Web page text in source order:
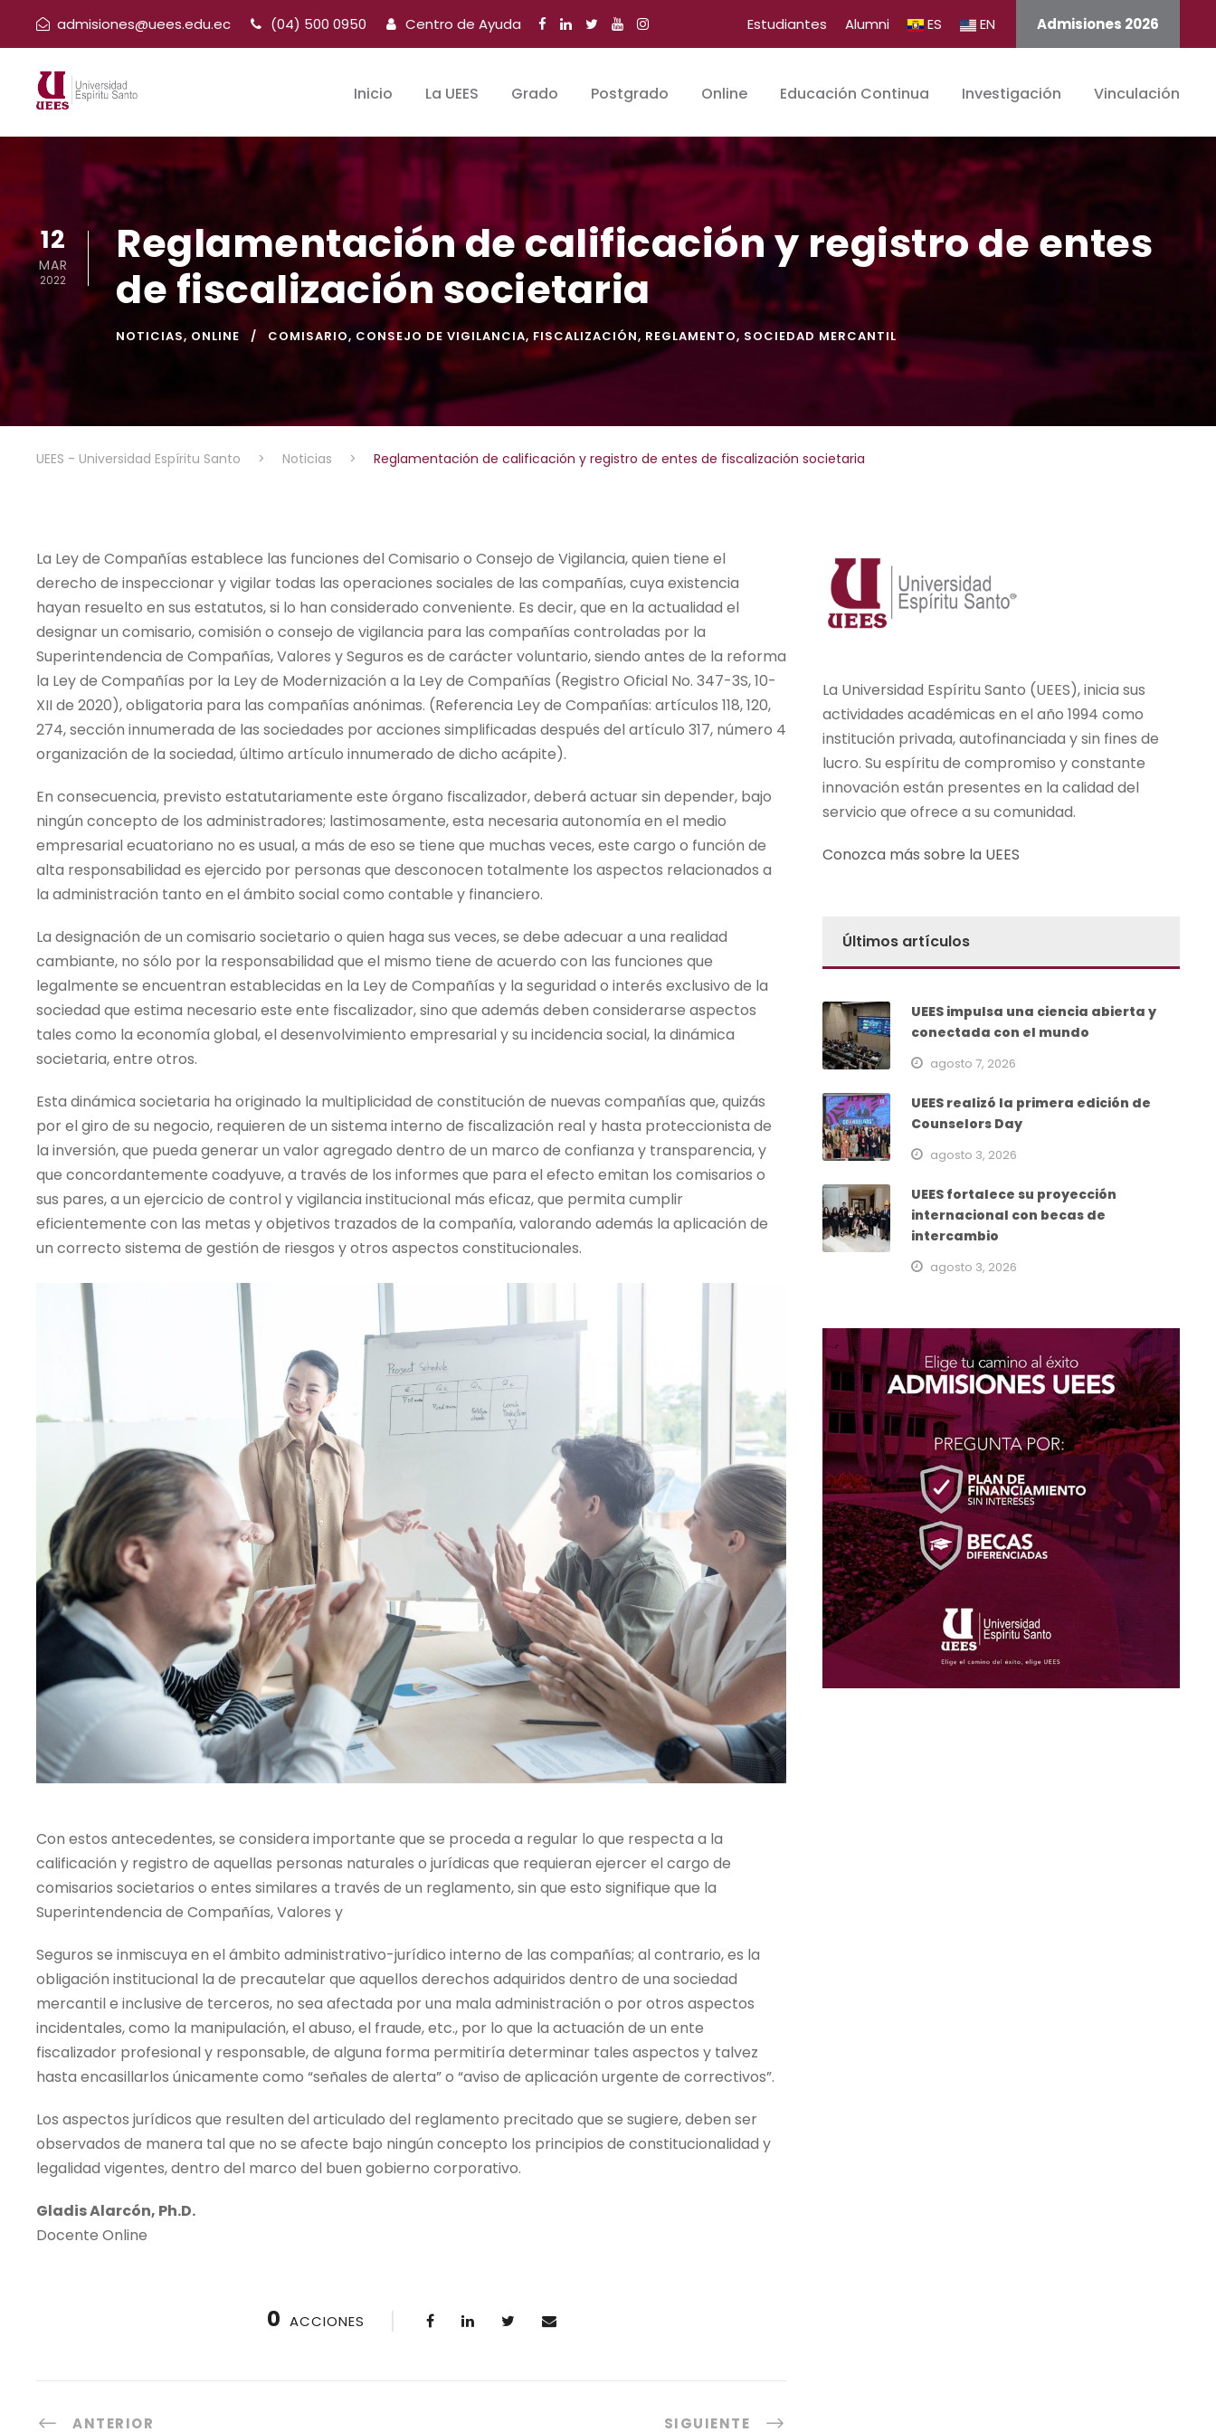
admisiones@uees.edu.ec (04) 500 0950 Centro de Ayuda Estudiantes Alumni ES EN Admisiones 2026
Inicio La UEES Grado Postgrado Online Educación Continua Investigación Vinculación
12
MAR
2022
Reglamentación de calificación y registro de entes
de fiscalización societaria
NOTICIAS, ONLINE COMISARIO, CONSEJO DE VIGILANCIA, FISCALIZACIÓN, REGLAMENTO, SOCIEDAD MERCANTIL
UEES - Universidad Espíritu Santo > Noticias > Reglamentación de calificación y registro de entes de fiscalización societaria
La Ley de Compañías establece las funciones del Comisario o Consejo de Vigilancia, quien tiene el
derecho de inspeccionar y vigilar todas las operaciones sociales de las compañías, cuya existencia
hayan resuelto en sus estatutos, si lo han considerado conveniente. Es decir, que en la actualidad el
designar un comisario, comisión o consejo de vigilancia para las compañías controladas por la
Superintendencia de Compañías, Valores y Seguros es de carácter voluntario, siendo antes de la reforma
la Ley de Compañías por la Ley de Modernización a la Ley de Compañías (Registro Oficial No. 347-3S, 10-
XII de 2020), obligatoria para las compañías anónimas. (Referencia Ley de Compañías: artículos 118, 120,
274, sección innumerada de las sociedades por acciones simplificadas después del artículo 317, número 4
organización de la sociedad, último artículo innumerado de dicho acápite).
En consecuencia, previsto estatutariamente este órgano fiscalizador, deberá actuar sin depender, bajo
ningún concepto de los administradores; lastimosamente, esta necesaria autonomía en el medio
empresarial ecuatoriano no es usual, a más de eso se tiene que muchas veces, este cargo o función de
alta responsabilidad es ejercido por personas que desconocen totalmente los aspectos relacionados a
la administración tanto en el ámbito social como contable y financiero.
La designación de un comisario societario o quien haga sus veces, se debe adecuar a una realidad
cambiante, no sólo por la responsabilidad que el mismo tiene de acuerdo con las funciones que
legalmente se encuentran establecidas en la Ley de Compañías y la seguridad o interés exclusivo de la
sociedad que estima necesario este ente fiscalizador, sino que además deben considerarse aspectos
tales como la economía global, el desenvolvimiento empresarial y su incidencia social, la dinámica
societaria, entre otros.
Esta dinámica societaria ha originado la multiplicidad de constitución de nuevas compañías que, quizás
por el giro de su negocio, requieren de un sistema interno de fiscalización real y hasta proteccionista de
la inversión, que pueda generar un valor agregado dentro de un marco de confianza y transparencia, y
que concordantemente coadyuve, a través de los informes que para el efecto emitan los comisarios o
sus pares, a un ejercicio de control y vigilancia institucional más eficaz, que permita cumplir
eficientemente con las metas y objetivos trazados de la compañía, valorando además la aplicación de
un correcto sistema de gestión de riesgos y otros aspectos constitucionales.
Con estos antecedentes, se considera importante que se proceda a regular lo que respecta a la
calificación y registro de aquellas personas naturales o jurídicas que requieran ejercer el cargo de
comisarios societarios o entes similares a través de un reglamento, sin que esto signifique que la
Superintendencia de Compañías, Valores y
Seguros se inmiscuya en el ámbito administrativo-jurídico interno de las compañías; al contrario, es la
obligación institucional la de precautelar que aquellos derechos adquiridos dentro de una sociedad
mercantil e inclusive de terceros, no sea afectada por una mala administración o por otros aspectos
incidentales, como la manipulación, el abuso, el fraude, etc., por lo que la actuación de un ente
fiscalizador profesional y responsable, de alguna forma permitiría determinar tales aspectos y talvez
hasta encasillarlos únicamente como “señales de alerta” o “aviso de aplicación urgente de correctivos”.
Los aspectos jurídicos que resulten del articulado del reglamento precitado que se sugiere, deben ser
observados de manera tal que no se afecte bajo ningún concepto los principios de constitucionalidad y
legalidad vigentes, dentro del marco del buen gobierno corporativo.
Gladis Alarcón, Ph.D.
Docente Online
0 ACCIONES
ANTERIOR SIGUIENTE
La Universidad Espíritu Santo (UEES), inicia sus
actividades académicas en el año 1994 como
institución privada, autofinanciada y sin fines de
lucro. Su espíritu de compromiso y constante
innovación están presentes en la calidad del
servicio que ofrece a su comunidad.
Conozca más sobre la UEES
Últimos artículos
UEES impulsa una ciencia abierta y
conectada con el mundo
agosto 7, 2026
UEES realizó la primera edición de
Counselors Day
agosto 3, 2026
UEES fortalece su proyección
internacional con becas de
intercambio
agosto 3, 2026